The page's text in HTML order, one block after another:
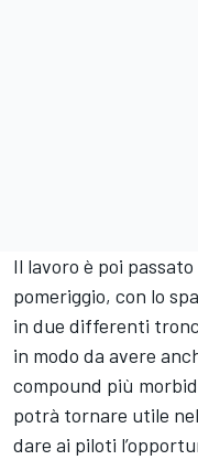
Il lavoro è poi
pomeriggio, con lo
in due differenti
in modo da avere
compound più
potrà tornare utile
dare ai piloti